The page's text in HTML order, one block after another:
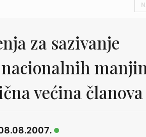
za sazivanje
većina članova